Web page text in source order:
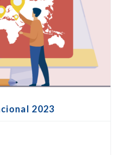
2023